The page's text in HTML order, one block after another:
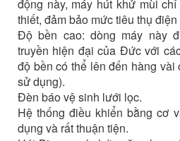
động này, máy hút khử mùi
thiết, đảm bảo mức tiêu thụ
Độ bền cao: dòng máy này
truyền hiện đại của Đức với
độ bền có thể lên đến hàng vài
sử dụng).
Đèn báo vệ sinh lưới lọc.
Hệ thống điều khiển bằng cơ
dụng và rất thuận tiện.